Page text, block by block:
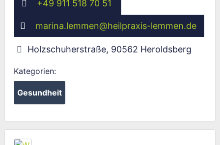
+49 911 518 70 51
marina.lemmen@heilpraxis-lemmen.de
Holzschuherstraße, 90562 Heroldsberg
Kategorien:
Gesundheit